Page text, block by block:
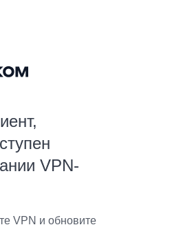
VPN-
VPN и обновите